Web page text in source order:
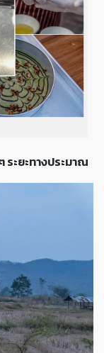
ระยะทางประมาณ